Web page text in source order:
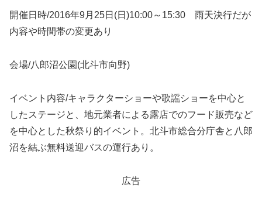
開催日時/2016年9月25日(日)10:00～15:30 雨天決行だが
内容や時間帯の変更あり
会場/八郎沼公園(北斗市向野)
イベント内容/キャラクターショーや歌謡ショーを中心と
したステージと、地元業者による露店でのフード販売など
を中心とした秋祭り的イベント。北斗市総合分庁舎と八郎
沼を結ぶ無料送迎バスの運行あり。
広告